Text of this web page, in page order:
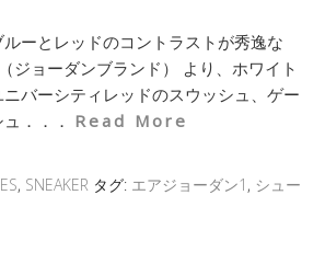
ーとレッドのコントラストが秀逸な
（ジョーダンブランド） より、ホワイト
バーシティレッドのスウッシュ、ゲー
．．． Read More
, SNEAKER タグ: エアジョーダン1 , シュー